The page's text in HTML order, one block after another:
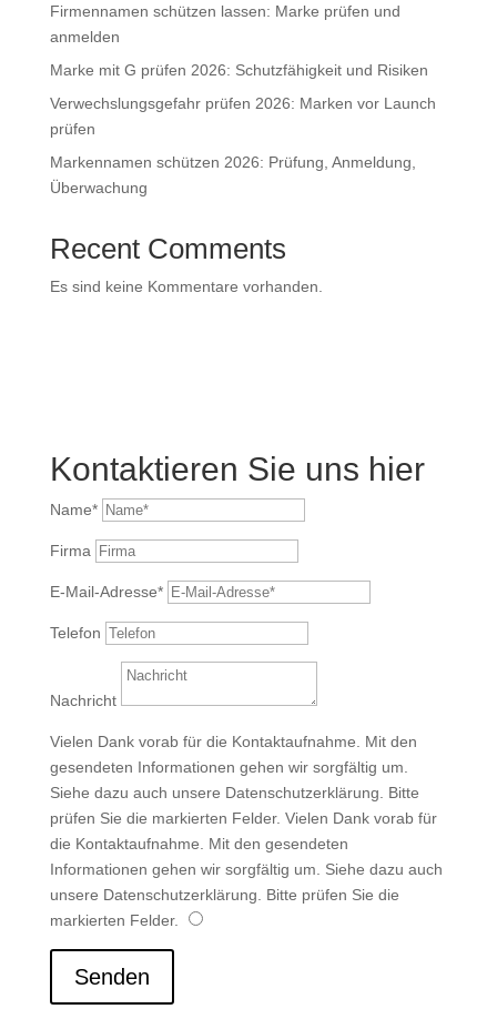
Firmennamen schützen lassen: Marke prüfen und
anmelden
Marke mit G prüfen 2026: Schutzfähigkeit und Risiken
Verwechslungsgefahr prüfen 2026: Marken vor Launch
prüfen
Markennamen schützen 2026: Prüfung, Anmeldung,
Überwachung
Recent Comments
Es sind keine Kommentare vorhanden.
Kontaktieren Sie uns hier
Name*
Firma
E-Mail-Adresse*
Telefon
Nachricht
Vielen Dank vorab für die Kontaktaufnahme. Mit den
gesendeten Informationen gehen wir sorgfältig um.
Siehe dazu auch unsere Datenschutzerklärung. Bitte
prüfen Sie die markierten Felder. Vielen Dank vorab für
die Kontaktaufnahme. Mit den gesendeten
Informationen gehen wir sorgfältig um. Siehe dazu auch
unsere Datenschutzerklärung. Bitte prüfen Sie die
markierten Felder.
Senden